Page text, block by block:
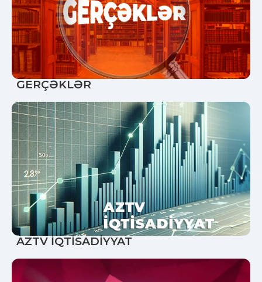
GERÇƏKLƏR
AZTV İQTİSADİYYAT